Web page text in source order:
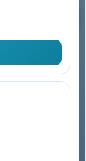
trouverez pour
d'utilisation du
Pro